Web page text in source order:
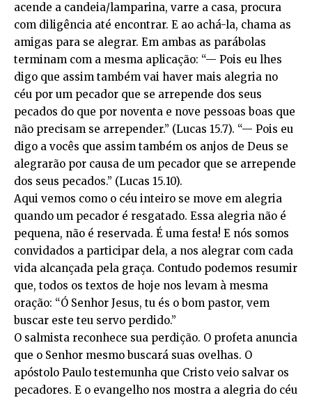
acende a candeia/lamparina, varre a casa, procura
com diligência até encontrar. E ao achá-la, chama as
amigas para se alegrar. Em ambas as parábolas
terminam com a mesma aplicação: “— Pois eu lhes
digo que assim também vai haver mais alegria no
céu por um pecador que se arrepende dos seus
pecados do que por noventa e nove pessoas boas que
não precisam se arrepender.” (Lucas 15.7). “— Pois eu
digo a vocês que assim também os anjos de Deus se
alegrarão por causa de um pecador que se arrepende
dos seus pecados.” (Lucas 15.10).
Aqui vemos como o céu inteiro se move em alegria
quando um pecador é resgatado. Essa alegria não é
pequena, não é reservada. É uma festa! E nós somos
convidados a participar dela, a nos alegrar com cada
vida alcançada pela graça. Contudo podemos resumir
que, todos os textos de hoje nos levam à mesma
oração: “Ó Senhor Jesus, tu és o bom pastor, vem
buscar este teu servo perdido.”
O salmista reconhece sua perdição. O profeta anuncia
que o Senhor mesmo buscará suas ovelhas. O
apóstolo Paulo testemunha que Cristo veio salvar os
pecadores. E o evangelho nos mostra a alegria do céu